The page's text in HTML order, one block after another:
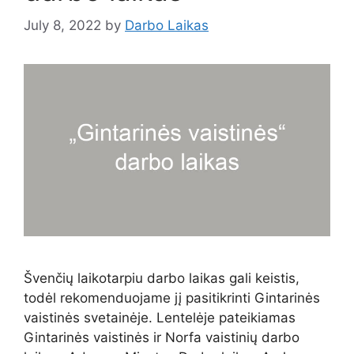
July 8, 2022 by Darbo Laikas
Švenčių laikotarpiu darbo laikas gali keistis,
todėl rekomenduojame jį pasitikrinti Gintarinės
vaistinės svetainėje. Lentelėje pateikiamas
Gintarinės vaistinės ir Norfa vaistinių darbo